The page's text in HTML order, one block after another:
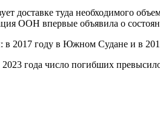
доставке туда необходимого
ООН впервые объявила о
в 2017 году в Южном Судане и в
года число погибших